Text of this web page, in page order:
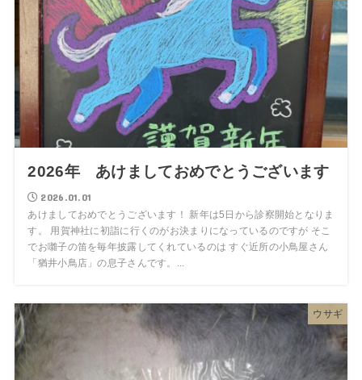
2026年 あけましておめでとうございます
2026.01.01
あけましておめでとうございます！ 新年は5日から診察開始となりま
す。 用賀神社に初詣に行くのがお決まりになっているのですが そこ
でお囃子の笛を毎年披露してくれているのは すぐ近所の小鳥屋さん
「猶井小鳥店」の息子さんです。...
ウサギ